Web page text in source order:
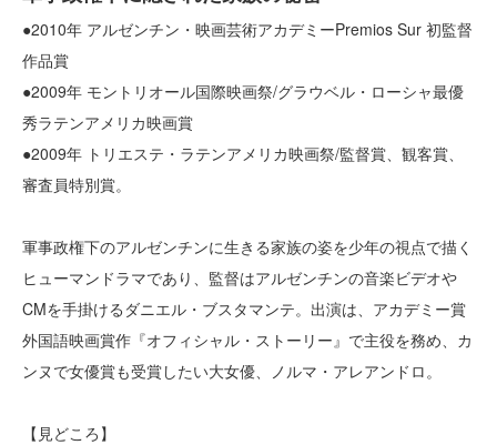
●2010年 アルゼンチン・映画芸術アカデミーPremios Sur 初監督
作品賞
●2009年 モントリオール国際映画祭/グラウベル・ローシャ最優
秀ラテンアメリカ映画賞
●2009年 トリエステ・ラテンアメリカ映画祭/監督賞、観客賞、
審査員特別賞。
軍事政権下のアルゼンチンに生きる家族の姿を少年の視点で描く
ヒューマンドラマであり、監督はアルゼンチンの音楽ビデオや
CMを手掛けるダニエル・ブスタマンテ。出演は、アカデミー賞
外国語映画賞作『オフィシャル・ストーリー』で主役を務め、カ
ンヌで女優賞も受賞したい大女優、ノルマ・アレアンドロ。
【見どころ】